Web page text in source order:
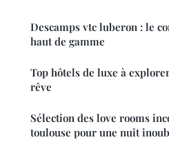
Descamps vtc luberon : le
haut de gamme
Top hôtels de luxe à
rêve
Sélection des love rooms
toulouse pour une nuit